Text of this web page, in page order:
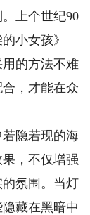
上个世纪90
小女孩》
的方法不难
，才能在众
隐若现的海
，不仅增强
氛围。当灯
藏在黑暗中